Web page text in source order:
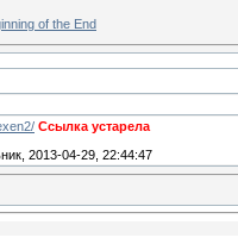
of the End
Ссылка устарела
2013-04-29, 22:44:47